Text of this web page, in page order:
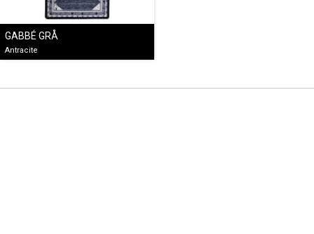
GABBÉ GRÅ
Antracite